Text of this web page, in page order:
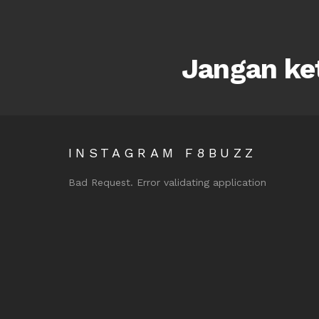
Jangan
INSTAGRAM F8BUZZ
Bad Request. Error validating application